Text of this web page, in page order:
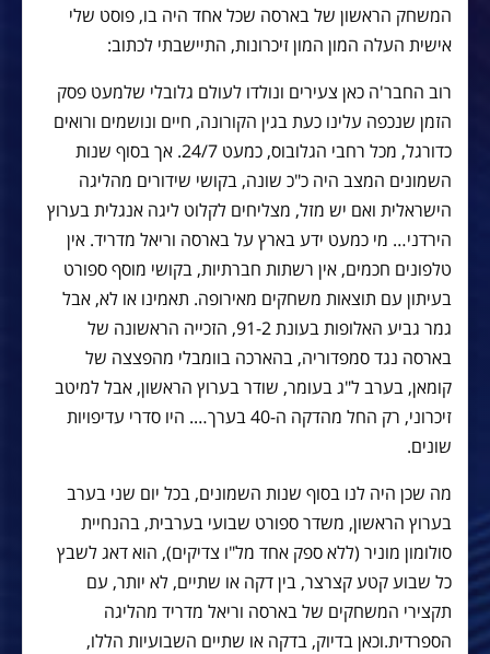
המשחק הראשון של בארסה שכל אחד היה בו, פוסט שלי
אישית העלה המון המון זיכרונות, התיישבתי לכתוב:
רוב החבר'ה כאן צעירים ונולדו לעולם גלובלי שלמעט פסק
הזמן שנכפה עלינו כעת בגין הקורונה, חיים ונושמים ורואים
כדורגל, מכל רחבי הגלובוס, כמעט 24/7. אך בסוף שנות
השמונים המצב היה כ"כ שונה, בקושי שידורים מהליגה
הישראלית ואם יש מזל, מצליחים לקלוט ליגה אנגלית בערוץ
הירדני… מי כמעט ידע בארץ על בארסה וריאל מדריד. אין
טלפונים חכמים, אין רשתות חברתיות, בקושי מוסף ספורט
בעיתון עם תוצאות משחקים מאירופה. תאמינו או לא, אבל
גמר גביע האלופות בעונת 91-2, הזכייה הראשונה של
בארסה נגד סמפדוריה, בהארכה בוומבלי מהפצצה של
קומאן, בערב ל"ג בעומר, שודר בערוץ הראשון, אבל למיטב
זיכרוני, רק החל מהדקה ה-40 בערך…. היו סדרי עדיפויות
שונים.
מה שכן היה לנו בסוף שנות השמונים, בכל יום שני בערב
בערוץ הראשון, משדר ספורט שבועי בערבית, בהנחיית
סולומון מוניר (ללא ספק אחד מל"ו צדיקים), הוא דאג לשבץ
כל שבוע קטע קצרצר, בין דקה או שתיים, לא יותר, עם
תקצירי המשחקים של בארסה וריאל מדריד מהליגה
הספרדית.וכאן בדיוק, בדקה או שתיים השבועיות הללו,